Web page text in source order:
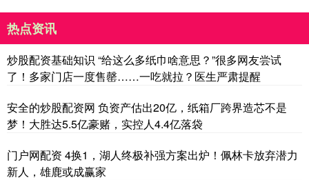
热点资讯
炒股配资基础知识 “给这么多纸巾啥意思？”很多网友尝试
了！多家门店一度售罄……一吃就拉？医生严肃提醒
安全的炒股配资网 负资产估出20亿，纸箱厂跨界造芯不是
梦！大胜达5.5亿豪赌，实控人4.4亿落袋
门户网配资 4换1，湖人终极补强方案出炉！佩林卡放弃潜力
新人，雄鹿或成赢家